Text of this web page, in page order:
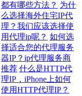
都有哪些方法？ 为什
么选择海外住宅IP代
理？我们应该选择使
用代理ip呢？ 如何选
择适合您的代理服务
器IP？ip代理服务商
推荐 什么是HTTP代
理IP，iPhone上如何
使用HTTP代理IP？